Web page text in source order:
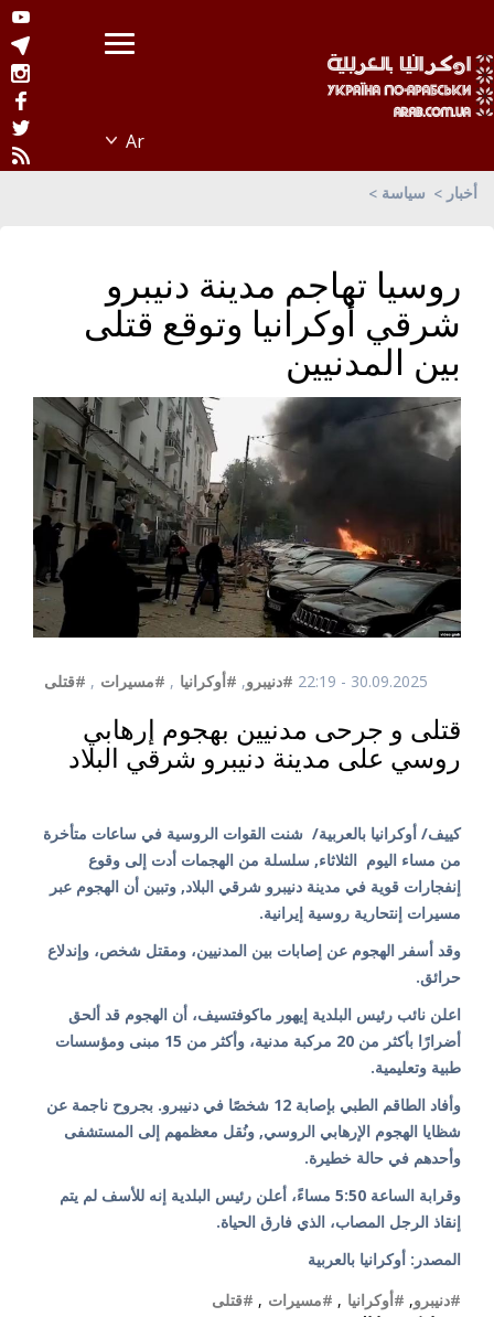
أخبار سياسة
روسيا تهاجم مدينة دنيبرو
شرقي أوكرانيا وتوقع قتلى
بين المدنيين
30.09.2025 - 22:19 #دنيبرو, #أوكرانيا , #مسيرات , #قتلى
قتلى و جرحى مدنيين بهجوم إرهابي
روسي على مدينة دنيبرو شرقي البلاد
كييف/ أوكرانيا بالعربية/ شنت القوات الروسية في ساعات متأخرة
من مساء اليوم الثلاثاء, سلسلة من الهجمات أدت إلى وقوع
إنفجارات قوية في مدينة دنيبرو شرقي البلاد, وتبين أن الهجوم عبر
مسيرات إنتحارية روسية إيرانية.
وقد أسفر الهجوم عن إصابات بين المدنيين، ومقتل شخص، وإندلاع
حرائق.
اعلن نائب رئيس البلدية إيهور ماكوفتسيف، أن الهجوم قد ألحق
أضرارًا بأكثر من 20 مركبة مدنية، وأكثر من 15 مبنى ومؤسسات
طبية وتعليمية.
وأفاد الطاقم الطبي بإصابة 12 شخصًا في دنيبرو. بجروح ناجمة عن
شظايا الهجوم الإرهابي الروسي, ونُقل معظمهم إلى المستشفى
وأحدهم في حالة خطيرة.
وقرابة الساعة 5:50 مساءً، أعلن رئيس البلدية إنه للأسف لم يتم
إنقاذ الرجل المصاب، الذي فارق الحياة.
المصدر: أوكرانيا بالعربية
#دنيبرو, #أوكرانيا , #مسيرات , #قتلى